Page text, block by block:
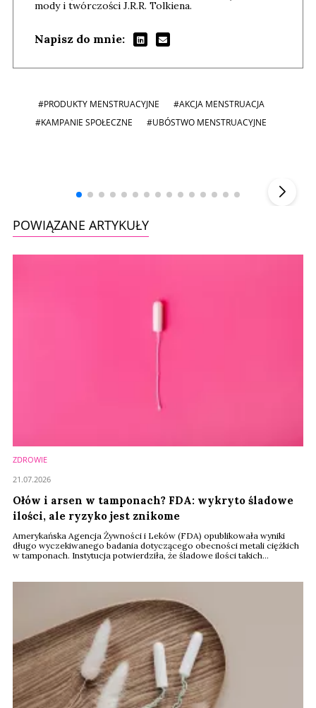
mody i twórczości J.R.R. Tolkiena.
Napisz do mnie:
#PRODUKTY MENSTRUACYJNE
#AKCJA MENSTRUACJA
#KAMPANIE SPOŁECZNE
#UBÓSTWO MENSTRUACYJNE
POWIĄZANE ARTYKUŁY
ZDROWIE
Ołów i arsen w tamponach? FDA: wykryto śladowe
ilości, ale ryzyko jest znikome
Amerykańska Agencja Żywności i Leków (FDA) opublikowała wyniki
długo wyczekiwanego badania dotyczącego obecności metali ciężkich
w tamponach. Instytucja potwierdziła, że śladowe ilości takich
ilościach, że zgodnie z przeprowadzoną oceną toksykologiczną, nie
21.07.2026